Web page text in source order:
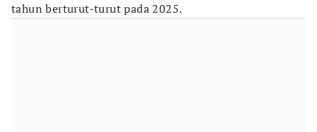
tahun berturut-turut pada 2025.